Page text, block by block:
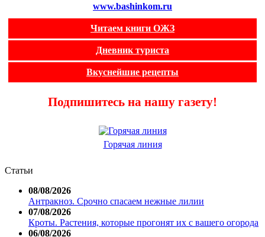
www.bashinkom.ru
Читаем книги ОЖЗ
Дневник туриста
Вкуснейшие рецепты
Подпишитесь на нашу газету!
Горячая линия
Статьи
08/08/2026
Антракноз. Срочно спасаем нежные лилии
07/08/2026
Кроты. Растения, которые прогонят их с вашего огорода
06/08/2026